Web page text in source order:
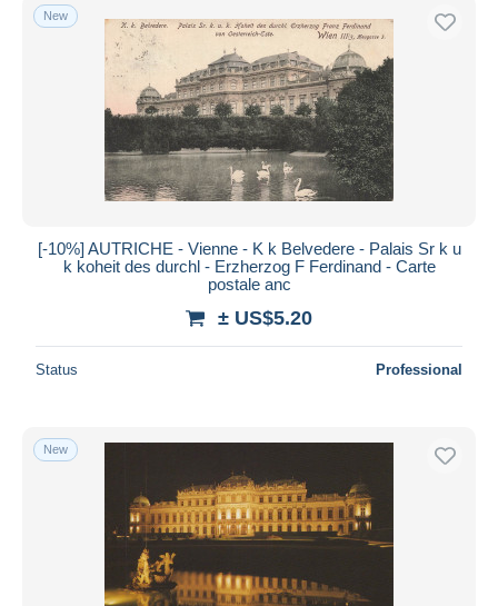
New
[-10%] AUTRICHE - Vienne - K k Belvedere - Palais Sr k u
k koheit des durchl - Erzherzog F Ferdinand - Carte
postale anc
± US$5.20
Status Professional
New